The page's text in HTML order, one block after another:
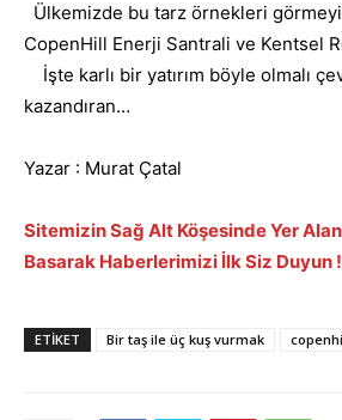
Ülkemizde bu tarz örnekleri
CopenHill Enerji Santrali ve Kentsel
İşte karlı bir yatırım böyle olmalı
kazandıran…
Yazar : Murat Çatal
Sitemizin Sağ Alt Köşesinde Yer
Basarak Haberlerimizi İlk Siz Duyun
ETIKET Bir taş ile üç kuş vurmak